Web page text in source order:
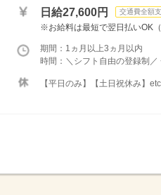
日給27,600円 交通費全額
※お給料は最短で翌日払いOK
期間：1ヵ月以上3ヵ月以内
時間：＼シフト自由の登録制
【平日のみ】【土日祝休み】